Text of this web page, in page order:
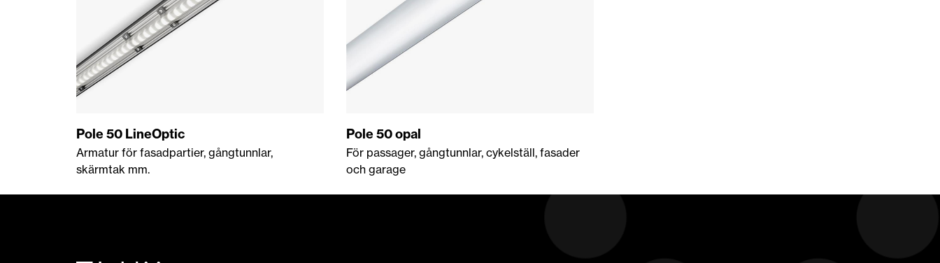
Pole 50 LineOptic
Armatur för fasadpartier, gångtunnlar,
skärmtak mm.
Pole 50 opal
För passager, gångtunnlar, cykelställ, fasader
och garage